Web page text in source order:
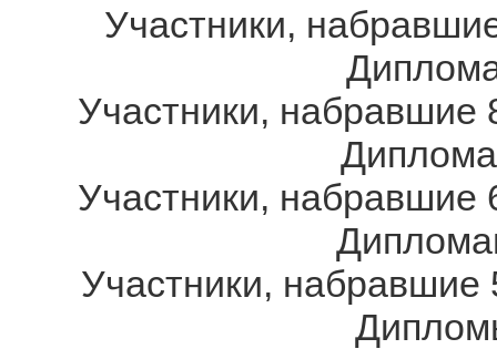
Участники,
Участники, набравшие
Участники, набравшие
Участники,